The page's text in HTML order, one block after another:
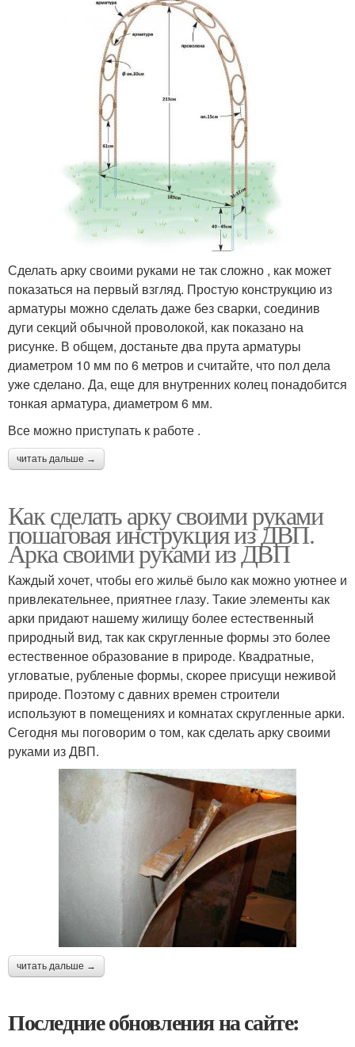
Сделать арку своими руками не так сложно , как может
показаться на первый взгляд. Простую конструкцию из
арматуры можно сделать даже без сварки, соединив
дуги секций обычной проволокой, как показано на
рисунке. В общем, достаньте два прута арматуры
диаметром 10 мм по 6 метров и считайте, что пол дела
уже сделано. Да, еще для внутренних колец понадобится
тонкая арматура, диаметром 6 мм.
Все можно приступать к работе .
читать дальше →
Как сделать арку своими руками
пошаговая инструкция из ДВП.
Арка своими руками из ДВП
Каждый хочет, чтобы его жильё было как можно уютнее и
привлекательнее, приятнее глазу. Такие элементы как
арки придают нашему жилищу более естественный
природный вид, так как скругленные формы это более
естественное образование в природе. Квадратные,
угловатые, рубленые формы, скорее присущи неживой
природе. Поэтому с давних времен строители
используют в помещениях и комнатах скругленные арки.
Сегодня мы поговорим о том, как сделать арку своими
руками из ДВП.
читать дальше →
Последние обновления на сайте: